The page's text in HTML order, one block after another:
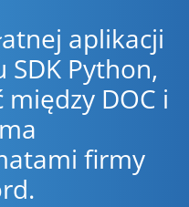
aplikacji
Python,
DOC i
firmy